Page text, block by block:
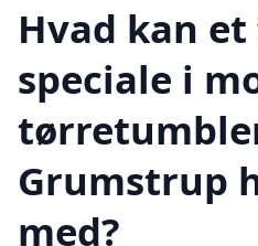
Hvad kan
speciale i
Grumstrup
med?